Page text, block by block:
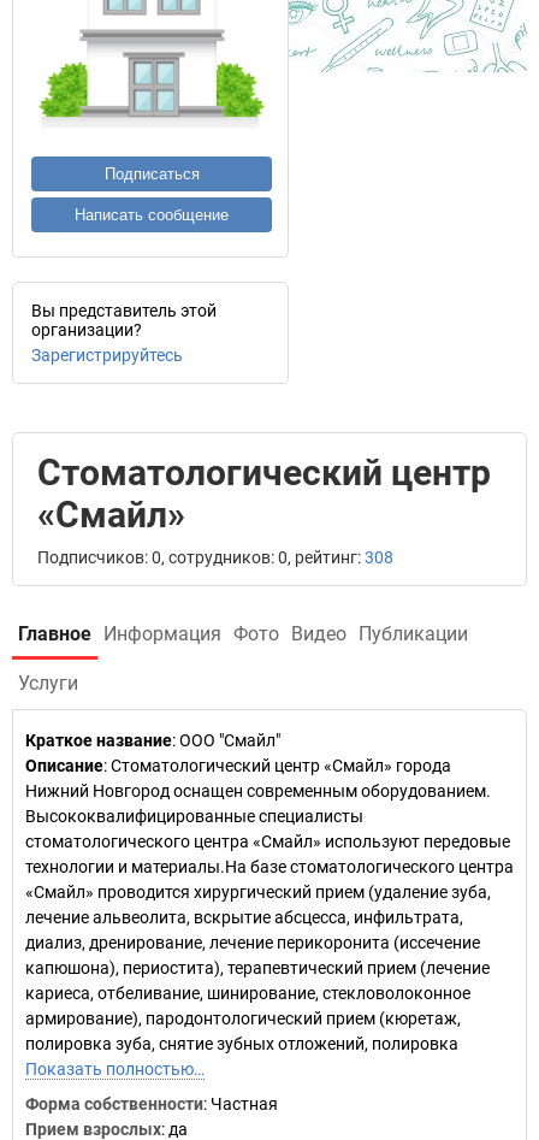
Подписаться
Написать сообщение
Вы представитель этой
организации?
Зарегистрируйтесь
Стоматологический центр
«Смайл»
Подписчиков: 0, сотрудников: 0, рейтинг:308
Главное Информация Фото Видео Публикации
Услуги
Краткое название:ООО "Смайл"
Описание: Стоматологический центр «Смайл» города
Нижний Новгород оснащен современным оборудованием.
Высококвалифицированные специалисты
стоматологического центра «Смайл» используют передовые
технологии и материалы.На базе стоматологического центра
«Смайл» проводится хирургический прием (удаление зуба,
лечение альвеолита, вскрытие абсцесса, инфильтрата,
диализ, дренирование, лечение перикоронита (иссечение
капюшона), периостита), терапевтический прием (лечение
кариеса, отбеливание, шинирование, стекловолоконное
армирование), пародонтологический прием (кюретаж,
полировка зуба, снятие зубных отложений, полировка
Показать полностью…
Форма собственности: Частная
Прием взрослых: да